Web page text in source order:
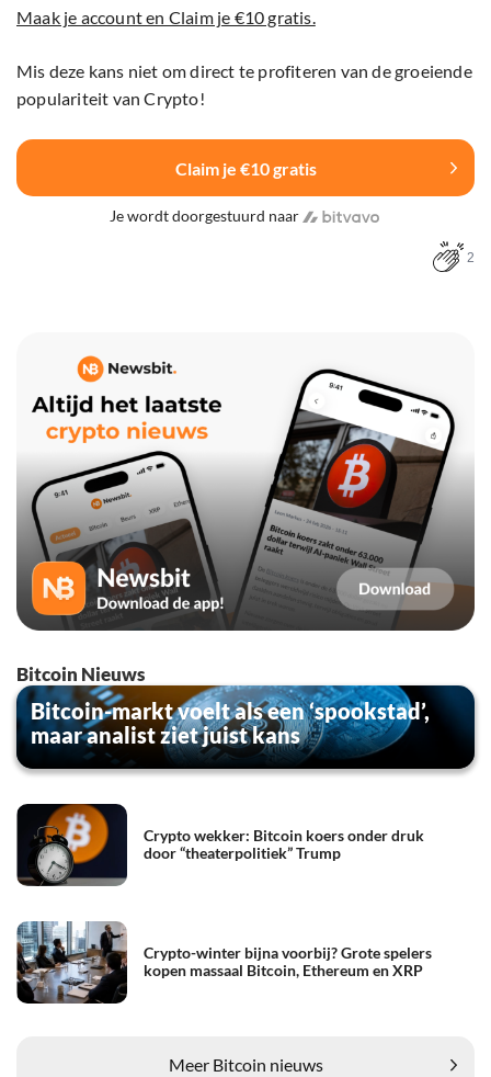
Maak je account en Claim je €10 gratis.
Mis deze kans niet om direct te profiteren van de groeiende
populariteit van Crypto!
Claim je €10 gratis
Je wordt doorgestuurd naar
2
Bitcoin Nieuws
Bitcoin-markt voelt als een ‘spookstad’,
maar analist ziet juist kans
Crypto wekker: Bitcoin koers onder druk
door “theaterpolitiek” Trump
Crypto-winter bijna voorbij? Grote spelers
kopen massaal Bitcoin, Ethereum en XRP
Meer Bitcoin nieuws